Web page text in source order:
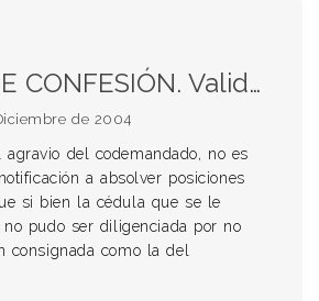
en el expediente no habiéndose diligenciado la cédula por inexistencia de la dirección. Improcedencia de confesión ficta cuando no se acompañó el pliego del absolvente.
de 2004
agravio del codemandado, no es
a absolver posiciones
si bien la cédula que se le
pudo ser diligenciada por no
consignada como la del